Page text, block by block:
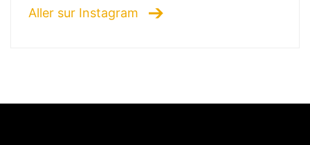
Aller sur Instagram